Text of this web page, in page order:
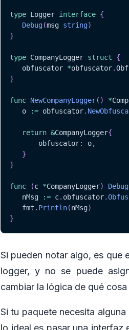
type Logger interface {
Debug(msg string)
}
type CompanyLogger struct
{
   obfuscator
*obfuscator.
}
func NewCompanyLogger( ) *
   o
:= obfuscator.
return &CompanyLogger{
	   obfuscator
: o,
}
}
func (c *CompanyLogger) Debug
   nMsg
:= c. obfuscator.
   fmt
. Println(nMsg)
}
Si pueden notar algo, es que
logger, y no se puede
cambiar la lógica de qué
Si tu paquete necesita
lo ideal es pasar una interfaz